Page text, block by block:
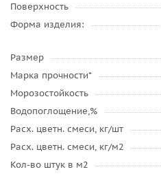
Поверхность
Форма изделия:
Размер
Марка прочности*
Морозостойкость
Водопоглощение,%
Расх. цветн. смеси, кг/шт
Расх. цветн. смеси, кг/м2
Кол-во штук в м2